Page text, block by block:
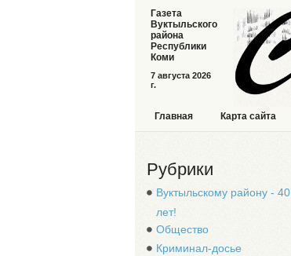
7 августа 2026
г.
Газета
Вуктыльского
района
Республики
Коми
Главная Карта сайта
Рубрики
Вуктыльскому району - 40
лет!
Общество
Криминал-досье